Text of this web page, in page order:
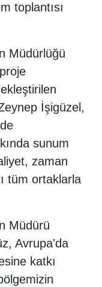
toplantısı
Müdürlüğü
İşigüzel,
sunum
zaman
tüm ortaklarla
Müdürü
Avrupa'da
katkı